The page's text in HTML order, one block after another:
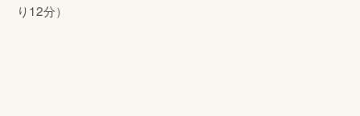
り12分）